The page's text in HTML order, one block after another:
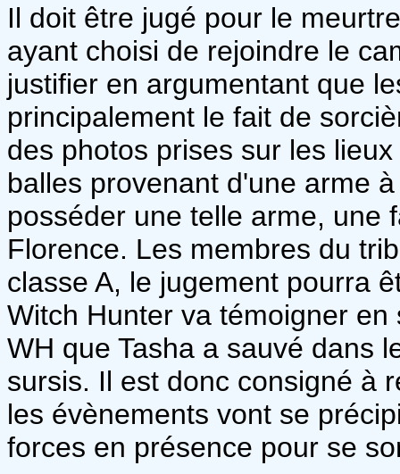
Il doit être jugé pour le
ayant choisi de rejoindre le
justifier en argumentant que
principalement le fait de
des photos prises sur les
balles provenant d'une arme
posséder une telle arme, une
Florence. Les membres du
classe A, le jugement pourra
Witch Hunter va témoigner
WH que Tasha a sauvé dans
sursis. Il est donc consigné à
les évènements vont se
forces en présence pour se